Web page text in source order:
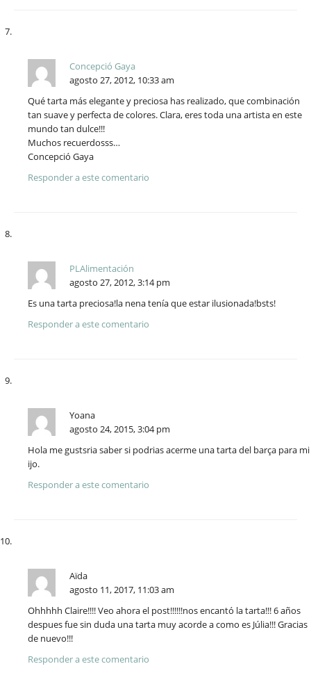
Concepció Gaya
agosto 27, 2012, 10:33 am
Qué tarta más elegante y preciosa has realizado, que combinación
tan suave y perfecta de colores. Clara, eres toda una artista en este
mundo tan dulce!!!
Muchos recuerdosss…
Concepció Gaya
Responder a este comentario
PLAlimentación
agosto 27, 2012, 3:14 pm
Es una tarta preciosa!la nena tenía que estar ilusionada!bsts!
Responder a este comentario
Yoana
agosto 24, 2015, 3:04 pm
Hola me gustsria saber si podrias acerme una tarta del barça para mi
ijo.
Responder a este comentario
Aïda
agosto 11, 2017, 11:03 am
Ohhhhh Claire!!!! Veo ahora el post!!!!!!nos encantó la tarta!!! 6 años
despues fue sin duda una tarta muy acorde a como es Júlia!!! Gracias
de nuevo!!!
Responder a este comentario